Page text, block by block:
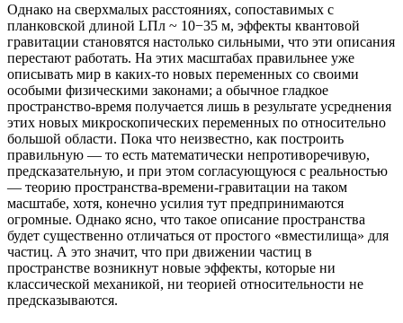
Однако на сверхмалых расстояниях, сопоставимых с
планковской длиной LПл ~ 10−35 м, эффекты квантовой
гравитации становятся настолько сильными, что эти описания
перестают работать. На этих масштабах правильнее уже
описывать мир в каких-то новых переменных со своими
особыми физическими законами; а обычное гладкое
пространство-время получается лишь в результате усреднения
этих новых микроскопических переменных по относительно
большой области. Пока что неизвестно, как построить
правильную — то есть математически непротиворечивую,
предсказательную, и при этом согласующуюся с реальностью
— теорию пространства-времени-гравитации на таком
масштабе, хотя, конечно усилия тут предпринимаются
огромные. Однако ясно, что такое описание пространства
будет существенно отличаться от простого «вместилища» для
частиц. А это значит, что при движении частиц в
пространстве возникнут новые эффекты, которые ни
классической механикой, ни теорией относительности не
предсказываются.